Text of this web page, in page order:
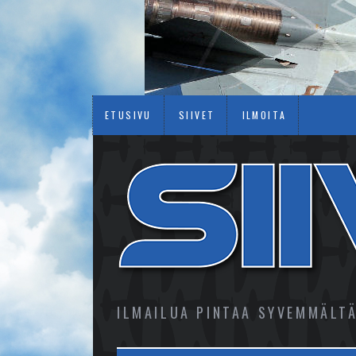
ETUSIVU SIIVET ILMOITA
ILMAILUA PINTAA